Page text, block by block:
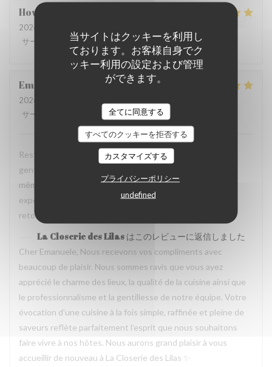
当サイトはクッキーを利用し
ております。お客様自身でク
ッキー利用の設定および管理
ができます。
全てに同意する
すべてのクッキーを拒否する
カスタマイズする
プライバシーポリシー
undefined
Howard
2026-07-31
サービス
/5 雰囲気 5 /5 メニュー /5 品質-価格
Emanuele
2026-07-31
サービス
/5 メニュー: 5/5
Restaurant tres agreable, personnel avec expertise, tres
gentil et amable avec esprit! Cuisine simple et raffiné au
même temps, avec goût. Location charmante, pour un
experience que merece de retourner plusieur fois. Je
retournerai
La Closerie des Lilas はこのレビューに返信しました
Cher Emanuele, Nous recevons vos compliments avec
beaucoup de plaisir. Nous sommes ravis que vous ayez
apprécié le charme des lieux, la qualité de la cuisine ainsi que
le professionnalisme et la gentillesse de notre équipe. Votre
évocation d’une cuisine à la fois simple, raffinée et pleine de
saveurs reflète parfaitement l’esprit que nous souhaitons
faire vivre à nos hôtes. Nous aurons grand plaisir à vous
accueillir de nouveau à La Closerie des Lilas ✨